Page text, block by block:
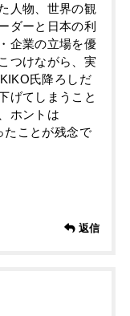
人物、世界の観
ダーと日本の利
企業の立場を優
つけながら、実
氏降ろしだ
げてしまうこと
ホントは
たことが残念で
返信